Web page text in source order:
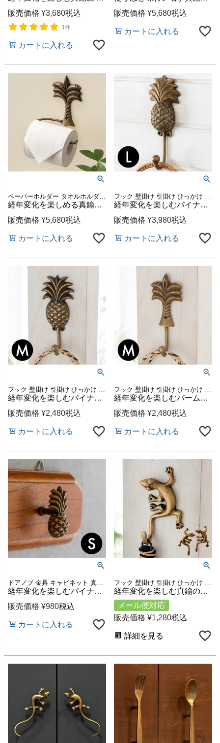
販売価格 ¥3,680税込
1件
カートに入れる
販売価格 ¥5,680税込
カートに入れる
経年変化を楽しめる真鍮製ペーパーホルダー パームツリー型 約W15×D10×H15cm [13747]
販売価格 ¥5,680税込
カートに入れる
経年変化を楽しむパイナップル型真鍮フック Lサイズ 縦約20cm [13746]
販売価格 ¥3,980税込
カートに入れる
経年変化を楽しむパイナップル型の真鍮フック Mサイズ 縦約14.5cm [13744]
販売価格 ¥2,480税込
カートに入れる
経年変化を楽しむパームツリー真鍮フック Mサイズ 約14.5cm [13743]
販売価格 ¥2,480税込
カートに入れる
経年変化を楽しむパイナップル型真鍮ハンドル Sサイズ 約W2.5×D2×H4.5cm [13762]
販売価格 ¥980税込
カートに入れる
経年変化を楽しむ真鍮のヤモリ型フック 約W5×D2.5×H9.5cm [b-1375]
メール便対応
販売価格 ¥1,280税込
詳細を見る